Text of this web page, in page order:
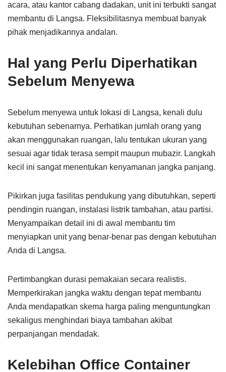
acara, atau kantor cabang dadakan, unit ini terbukti sangat
membantu di Langsa. Fleksibilitasnya membuat banyak
pihak menjadikannya andalan.
Hal yang Perlu Diperhatikan
Sebelum Menyewa
Sebelum menyewa untuk lokasi di Langsa, kenali dulu
kebutuhan sebenarnya. Perhatikan jumlah orang yang
akan menggunakan ruangan, lalu tentukan ukuran yang
sesuai agar tidak terasa sempit maupun mubazir. Langkah
kecil ini sangat menentukan kenyamanan jangka panjang.
Pikirkan juga fasilitas pendukung yang dibutuhkan, seperti
pendingin ruangan, instalasi listrik tambahan, atau partisi.
Menyampaikan detail ini di awal membantu tim
menyiapkan unit yang benar-benar pas dengan kebutuhan
Anda di Langsa.
Pertimbangkan durasi pemakaian secara realistis.
Memperkirakan jangka waktu dengan tepat membantu
Anda mendapatkan skema harga paling menguntungkan
sekaligus menghindari biaya tambahan akibat
perpanjangan mendadak.
Kelebihan Office Container